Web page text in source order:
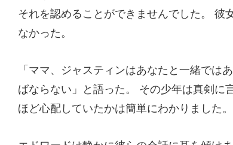
ばならない」と語った。 その少年は真剣に